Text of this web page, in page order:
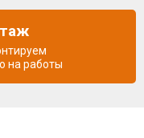
на работы